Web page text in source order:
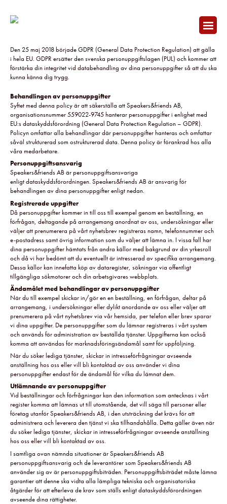
Den 25 maj 2018 började GDPR (General Data Protection Regulation) att gälla
i hela EU. GDPR ersätter den svenska personuppgiftslagen (PUL) och kommer att
förstärka din integritet vid databehandling av dina personuppgifter så att du ska
kunna känna dig trygg.
Behandlingen av personuppgifter
Syftet med denna policy är att säkerställa att Speakers&friends AB,
organisationsnummer 559022-9745 hanterar personuppgifter i enlighet med
EU:s dataskyddsförordning (General Data Protection Regulation – GDPR).
Policyn omfattar alla behandlingar där personuppgifter hanteras och omfattar
såväl strukturerad som ostrukturerad data. Denna policy är förankrad hos alla
våra medarbetare.
Personuppgiftsansvarig
Speakers&friends AB är personuppgiftsansvariga
enligt dataskyddsförordningen. Speakers&friends AB är ansvarig för
behandlingen av dina personuppgifter enligt nedan.
Registrerade uppgifter
Då personuppgifter kommer in till oss till exempel genom en beställning, en
förfrågan, deltagande på arrangemang anordnat av oss, undersökningar eller
väljer att prenumerera på vårt nyhetsbrev registreras namn, telefonnummer och
e-postadress samt övrig information som du väljer att lämna in. I vissa fall har
dina personuppgifter hämtats från andra källor med bakgrund av din yrkesroll
och då vi har bedömt att du eventuellt är intresserad av specifika arrangemang.
Dessa källor kan innefatta köp av dataregister, sökningar via offentligt
tillgängliga sökmotorer och din arbetsgivares webbplats.
Ändamålet med behandlingar av personuppgifter
När du till exempel skickar in/gör en en beställning, en förfrågan, deltar på
arrangemang, i undersökningar eller dylikt anordande av oss eller väljer att
prenumerera på vårt nyhetsbrev via vår hemsida, per telefon eller brev sparar
vi dina uppgifter. De personuppgifter som du lämnar registreras i vårt system
och används för administration av beställda tjänster. Uppgifterna kan också
komma att användas för marknadsföringsändamål samt för uppföljning.
När du söker lediga tjänster, skickar in intresseförfrågningar avseende
anställning hos oss eller vill bli kontaktad av oss använder vi dina
personuppgifter endast för de ändamål för vilka du lämnat dem.
Utlämnande av personuppgifter
Vid beställningar och förfrågningar kan den information som antecknas i vårt
register komma att lämnas ut till utomstående, det vill säga till personer eller
företag utanför Speakers&friends AB, i den utsträckning det krävs för att
administrera och leverera den tjänst vi ska tillhandahålla. Detta gäller även när
du söker lediga tjänster, skickar in intresseförfrågningar avseende anställning
hos oss eller vill bli kontaktad av oss.
I samtliga ovan nämnda situationer är Speakers&friends AB
personuppgiftsansvarig och de leverantörer som Speakers&friends AB
använder sig av är personuppgiftsbiträden. Personuppgiftsbiträdet måste lämna
garantier att denne ska vidta alla lämpliga tekniska och organisatoriska
åtgärder för att efterleva de krav som ställs enligt dataskyddsförordningen
avseende dina rättigheter.